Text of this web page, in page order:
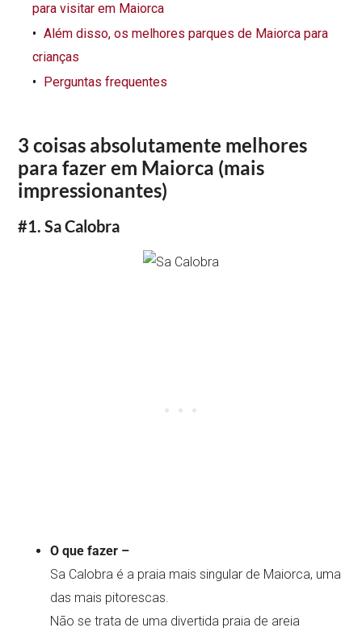
para visitar em Maiorca
Além disso, os melhores parques de Maiorca para
crianças
Perguntas frequentes
3 coisas absolutamente melhores
para fazer em Maiorca (mais
impressionantes)
#1. Sa Calobra
O que fazer –
Sa Calobra é a praia mais singular de Maiorca, uma
das mais pitorescas.
Não se trata de uma divertida praia de areia